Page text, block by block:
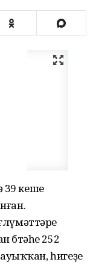
39 кеше
252
һигеҙе